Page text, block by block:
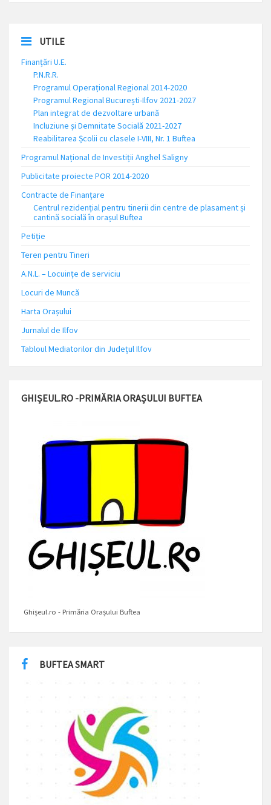
UTILE
Finanțări U.E.
P.N.R.R.
Programul Operațional Regional 2014-2020
Programul Regional București-Ilfov 2021-2027
Plan integrat de dezvoltare urbană
Incluziune și Demnitate Socială 2021-2027
Reabilitarea Școlii cu clasele I-VIII, Nr. 1 Buftea
Programul Național de Investiții Anghel Saligny
Publicitate proiecte POR 2014-2020
Contracte de Finanțare
Centrul rezidențial pentru tinerii din centre de plasament și
cantină socială în orașul Buftea
Petiție
Teren pentru Tineri
A.N.L. – Locuinţe de serviciu
Locuri de Muncă
Harta Orașului
Jurnalul de Ilfov
Tabloul Mediatorilor din Județul Ilfov
GHIȘEUL.RO -PRIMĂRIA ORAȘULUI BUFTEA
Ghișeul.ro - Primăria Orașului Buftea
BUFTEA SMART